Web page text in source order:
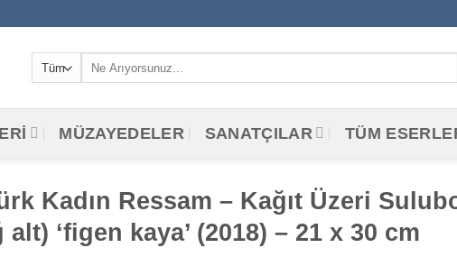
MÜZAYEDELER SANATÇILAR TÜM
Kadın Ressam – Kağıt Üzeri
‘figen kaya’ (2018) – 21 x 30 cm